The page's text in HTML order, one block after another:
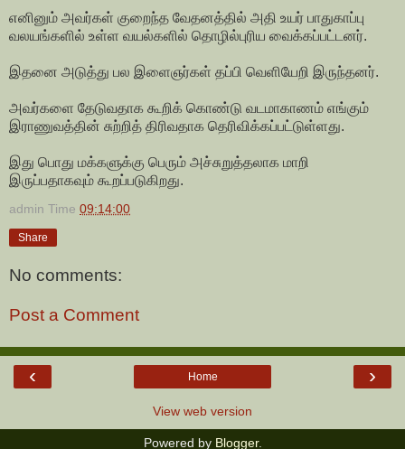
எனினும் அவர்கள் குறைந்த வேதனத்தில் அதி உயர் பாதுகாப்பு
வலயங்களில் உள்ள வயல்களில் தொழில்புரிய வைக்கப்பட்டனர்.
இதனை அடுத்து பல இளைஞர்கள் தப்பி வெளியேறி இருந்தனர்.
அவர்களை தேடுவதாக கூறிக் கொண்டு வடமாகாணம் எங்கும்
இராணுவத்தின் சுற்றித் திரிவதாக தெரிவிக்கப்பட்டுள்ளது.
இது பொது மக்களுக்கு பெரும் அச்சுறுத்தலாக மாறி
இருப்பதாகவும் கூறப்படுகிறது.
admin Time 09:14:00
Share
No comments:
Post a Comment
‹ ›
Home
View web version
Powered by Blogger.